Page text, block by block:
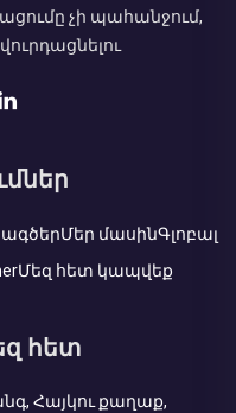
չի պահանջում,
Մեր մասինԳլոբալ
Մեզ հետ կապվեք
հետ
Հայկու քաղաք,